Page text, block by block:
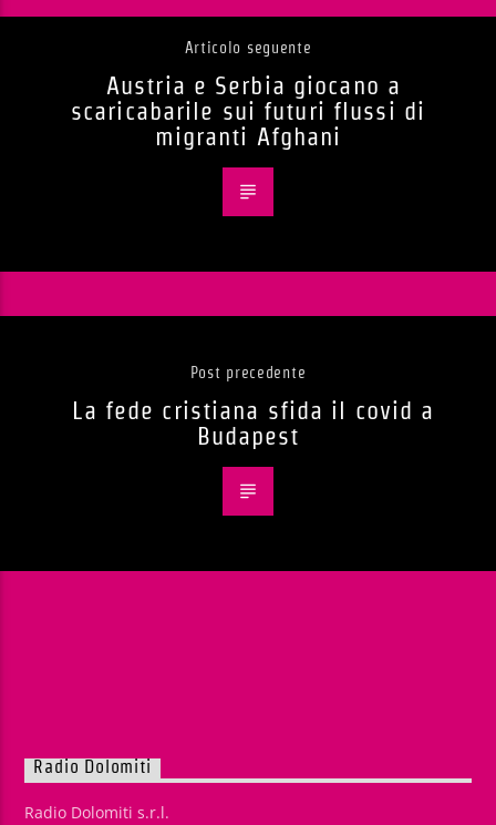
Articolo seguente
Austria e Serbia giocano a
scaricabarile sui futuri flussi di
migranti Afghani
Post precedente
La fede cristiana sfida il covid a
Budapest
Radio Dolomiti
Radio Dolomiti s.r.l.